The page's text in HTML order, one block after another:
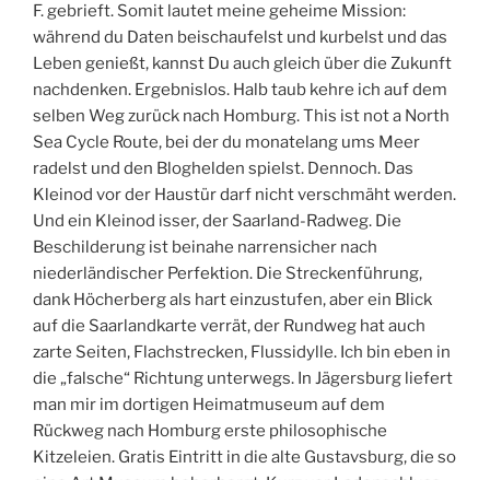
F. gebrieft. Somit lautet meine geheime Mission:
während du Daten beischaufelst und kurbelst und das
Leben genießt, kannst Du auch gleich über die Zukunft
nachdenken. Ergebnislos. Halb taub kehre ich auf dem
selben Weg zurück nach Homburg. This ist not a North
Sea Cycle Route, bei der du monatelang ums Meer
radelst und den Bloghelden spielst. Dennoch. Das
Kleinod vor der Haustür darf nicht verschmäht werden.
Und ein Kleinod isser, der Saarland-Radweg. Die
Beschilderung ist beinahe narrensicher nach
niederländischer Perfektion. Die Streckenführung,
dank Höcherberg als hart einzustufen, aber ein Blick
auf die Saarlandkarte verrät, der Rundweg hat auch
zarte Seiten, Flachstrecken, Flussidylle. Ich bin eben in
die „falsche“ Richtung unterwegs. In Jägersburg liefert
man mir im dortigen Heimatmuseum auf dem
Rückweg nach Homburg erste philosophische
Kitzeleien. Gratis Eintritt in die alte Gustavsburg, die so